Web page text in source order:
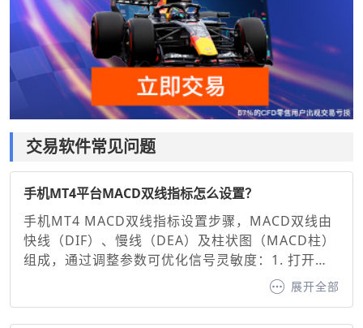
交易软件常见问题
手机MT4平台MACD双线指标怎么设置？
手机MT4 MACD双线指标设置步骤，MACD双线由
快线（DIF）、慢线（DEA）及柱状图（MACD柱）
组成，通过调整参数可优化信号灵敏度：1. 打开图
表并添加指标：在MT4手机端选择交易品种图表，
点击底部“指标”按钮，搜索并添加“MACD”。2. 基础
展开全部